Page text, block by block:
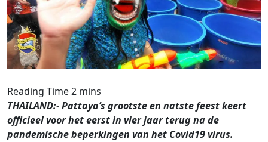
THAILAND:- Pattaya’s grootste en natste feest keert
officieel voor het eerst in vier jaar terug na de
pandemische beperkingen van het Covid19 virus.